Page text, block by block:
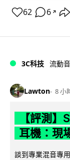
62 6 ↗
3C科技 流動
Lawton 8 小
【評測
耳機：現
談到專業混音專